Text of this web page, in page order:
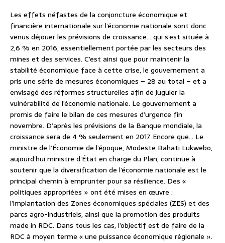
Les effets néfastes de la conjoncture économique et
financière internationale sur l’économie nationale sont donc
venus déjouer les prévisions de croissance… qui s’est située à
2,6 % en 2016, essentiellement portée par les secteurs des
mines et des services. C’est ainsi que pour maintenir la
stabilité économique face à cette crise, le gouvernement a
pris une série de mesures économiques – 28 au total – et a
envisagé des réformes structurelles afin de juguler la
vulnérabilité de l’économie nationale. Le gouvernement a
promis de faire le bilan de ces mesures d’urgence fin
novembre. D’après les prévisions de la Banque mondiale, la
croissance sera de 4 % seulement en 2017. Encore que… Le
ministre de l’Économie de l’époque, Modeste Bahati Lukwebo,
aujourd’hui ministre d’État en charge du Plan, continue à
soutenir que la diversification de l’économie nationale est le
principal chemin à emprunter pour sa résilience. Des «
politiques appropriées » ont été mises en œuvre :
l’implantation des Zones économiques spéciales (ZES) et des
parcs agro-industriels, ainsi que la promotion des produits
made in RDC. Dans tous les cas, l’objectif est de faire de la
RDC à moyen terme « une puissance économique régionale ».